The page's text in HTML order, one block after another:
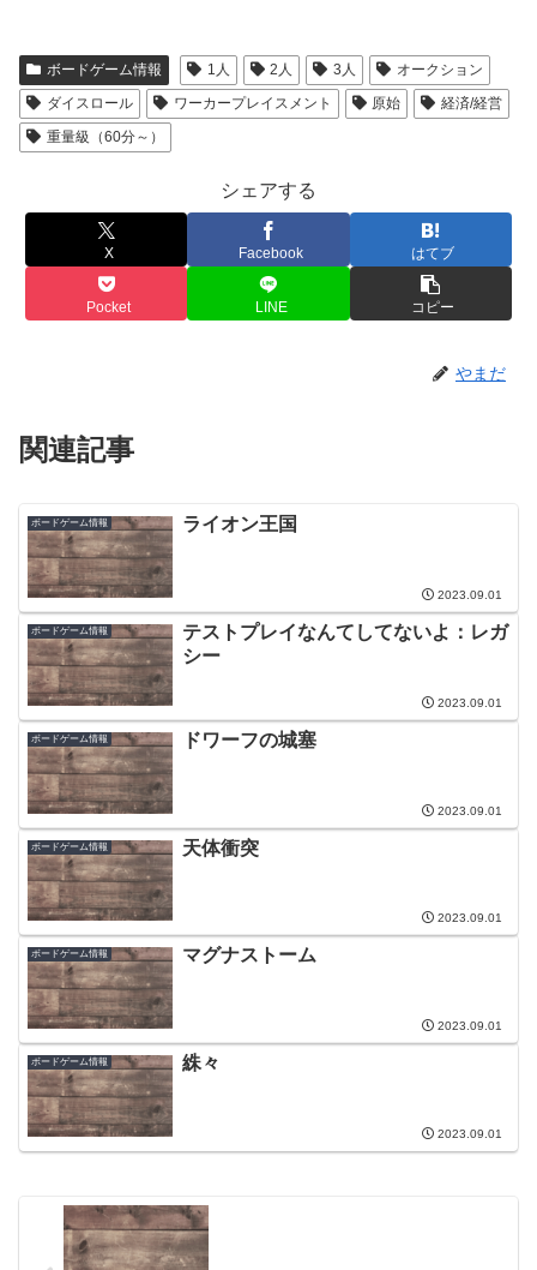
ボードゲーム情報 1人 2人 3人
オークション
ダイスロール
ワーカープレイスメント 原始
経済/経営
重量級（60分～）
シェアする
X Facebook はてブ
Pocket LINE コピー
やまだ
関連記事
ボードゲーム情報 ライオン王国
2023.09.01
ボードゲーム情報
テストプレイなんてしてないよ：レガ
シー
2023.09.01
ボードゲーム情報 ドワーフの城塞
2023.09.01
ボードゲーム情報 天体衝突
2023.09.01
ボードゲーム情報 マグナストーム
2023.09.01
ボードゲーム情報 絑々
2023.09.01